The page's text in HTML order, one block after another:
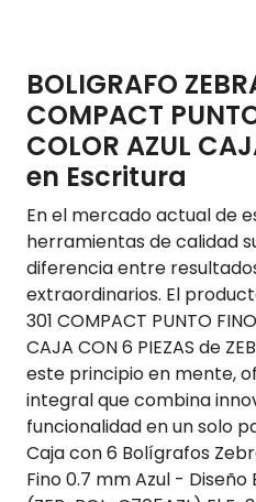
BOLIGRAFO
COMPACT
COLOR AZUL
en Escritura
En el mercado actual de
herramientas de calidad
diferencia entre
extraordinarios. El
301 COMPACT PUNTO
CAJA CON 6 PIEZAS de
este principio en mente,
integral que combina
funcionalidad en un solo
Caja con 6 Bolígrafos
Fino 0.7 mm Azul -